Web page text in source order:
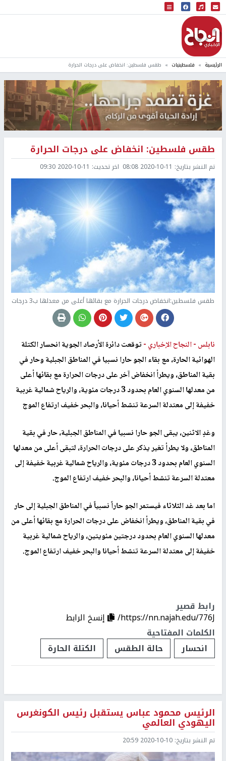
البث المباشر
إذاعة النجاح
الرئيسية فلسطينيات طقس فلسطين: انخفاض على درجات الحرارة
طقس فلسطين: انخفاض على درجات الحرارة
تم النشر بتاريخ: 2020-10-11 08:08 اخر تحديث: 2020-10-11 09:30
طقس فلسطين:انخفاض درجات الحرارة مع بقائها أعلى من معدلها ب3 درجات
نابلس -النجاح الإخباري -توقعت دائرة الأرصاد الجوية انحسار الكتلة
الهوائية الحارة، مع بقاء الجو حارا نسبيا في المناطق الجبلية وحار في
بقية المناطق، ويطرأ انخفاض آخر على درجات الحرارة مع بقائها أعلى
من معدلها السنوي العام بحدود 3 درجات مئوية، والرياح شمالية غربية
خفيفة إلى معتدلة السرعة تنشط أحيانا، والبحر خفيف ارتفاع الموج
وغدٍ الاثنين، يبقى الجو حارا نسبيا في المناطق الجبلية، حار في بقية
المناطق، ولا يطرأ تغير يذكر على درجات الحرارة، لتبقى أعلى من معدلها
السنوي العام بحدود 3 درجات مئوية، والرياح شمالية غربية خفيفة إلى
معتدلة السرعة تنشط أحيانا، والبحر خفيف ارتفاع الموج.
اما بعد غد الثلاثاء فيستمر الجو حاراً نسبياً في المناطق الجبلية إلى حار
في بقية المناطق، ويطرأ انخفاض على درجات الحرارة مع بقائها أعلى من
معدلها السنوي العام بحدود درجتين مئويتين، والرياح شمالية غربية
خفيفة إلى معتدلة السرعة تنشط أحيانا والبحر خفيف ارتفاع الموج.
رابط قصير
https://nn.najah.edu/776J/
إنسخ الرابط
الكلمات المفتاحية
انحسار
حالة الطقس الكتلة الحارة
الرئيس محمود عباس يستقبل رئيس الكونغرس
اليهودي العالمي
تم النشر بتاريخ: 2020-10-10 20:59